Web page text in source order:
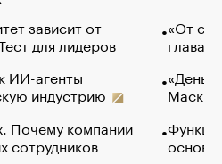
зависит от
для лидеров
ИИ-агенты
индустрию
Почему компании
сотрудников
«От
глава
Маск в
основ